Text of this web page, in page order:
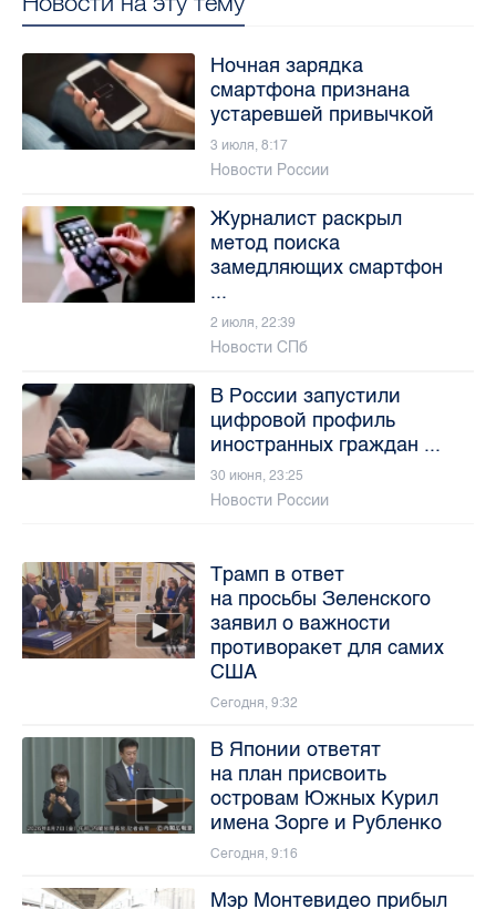
Ночная зарядка
смартфона признана
устаревшей привычкой
3 июля, 8:17
Новости России
Журналист раскрыл
метод поиска
замедляющих смартфон
...
2 июля, 22:39
Новости СПб
В России запустили
цифровой профиль
иностранных граждан ...
30 июня, 23:25
Новости России
Трамп в ответ
на просьбы Зеленского
заявил о важности
противоракет для самих
США
Сегодня, 9:32
В Японии ответят
на план присвоить
островам Южных Курил
имена Зорге и Рубленко
Сегодня, 9:16
Мэр Монтевидео прибыл